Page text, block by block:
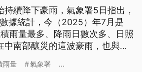
持續降下豪雨，氣象署5日指出，
據統計，今（2025）年7月是
雨量最多、降雨日數次多、日照
中南部釀災的這波豪雨，也與颱
雨量 氣象署 ...